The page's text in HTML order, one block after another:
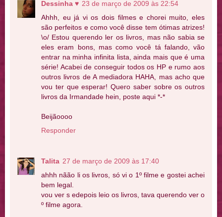
Dessinha ♥ 23 de março de 2009 às 22:54
Ahhh, eu já vi os dois filmes e chorei muito, eles
são perfeitos e como você disse tem ótimas atrizes!
\o/ Estou querendo ler os livros, mas não sabia se
eles eram bons, mas como você tá falando, vão
entrar na minha infinita lista, ainda mais que é uma
série! Acabei de conseguir todos os HP e rumo aos
outros livros de A mediadora HAHA, mas acho que
vou ter que esperar! Quero saber sobre os outros
livros da Irmandade hein, poste aqui *-*
Beijãoooo
Responder
Talita 27 de março de 2009 às 17:40
ahhh nãão li os livros, só vi o 1º filme e gostei achei
bem legal.
vou ver s edepois leio os livros, tava querendo ver o
º filme agora.